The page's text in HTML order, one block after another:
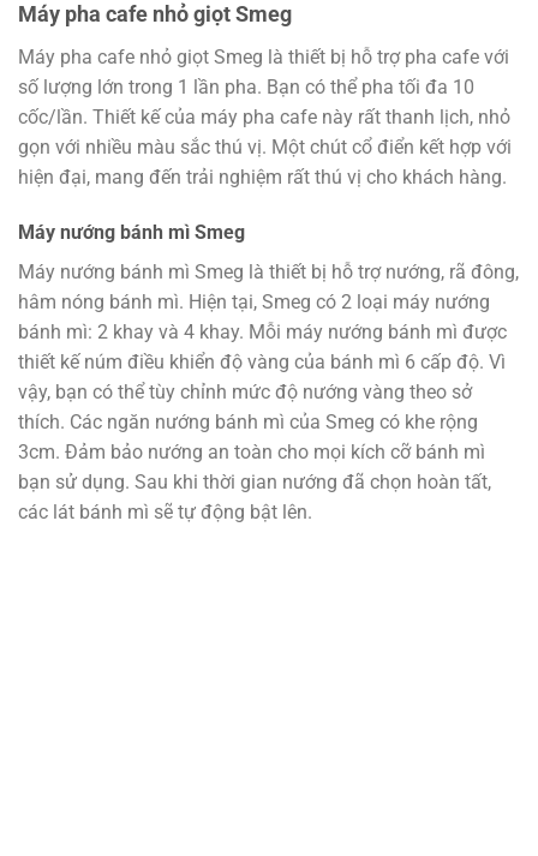
Máy pha cafe nhỏ giọt Smeg
Máy pha cafe nhỏ giọt Smeg là thiết bị hỗ trợ pha cafe với
số lượng lớn trong 1 lần pha. Bạn có thể pha tối đa 10
cốc/lần. Thiết kế của máy pha cafe này rất thanh lịch, nhỏ
gọn với nhiều màu sắc thú vị. Một chút cổ điển kết hợp với
hiện đại, mang đến trải nghiệm rất thú vị cho khách hàng.
Máy nướng bánh mì Smeg
Máy nướng bánh mì Smeg là thiết bị hỗ trợ nướng, rã đông,
hâm nóng bánh mì. Hiện tại, Smeg có 2 loại máy nướng
bánh mì: 2 khay và 4 khay. Mỗi máy nướng bánh mì được
thiết kế núm điều khiển độ vàng của bánh mì 6 cấp độ. Vì
vậy, bạn có thể tùy chỉnh mức độ nướng vàng theo sở
thích. Các ngăn nướng bánh mì của Smeg có khe rộng
3cm. Đảm bảo nướng an toàn cho mọi kích cỡ bánh mì
bạn sử dụng. Sau khi thời gian nướng đã chọn hoàn tất,
các lát bánh mì sẽ tự động bật lên.